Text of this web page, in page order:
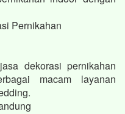
Pernikahan
dekorasi pernikahan
macam layanan